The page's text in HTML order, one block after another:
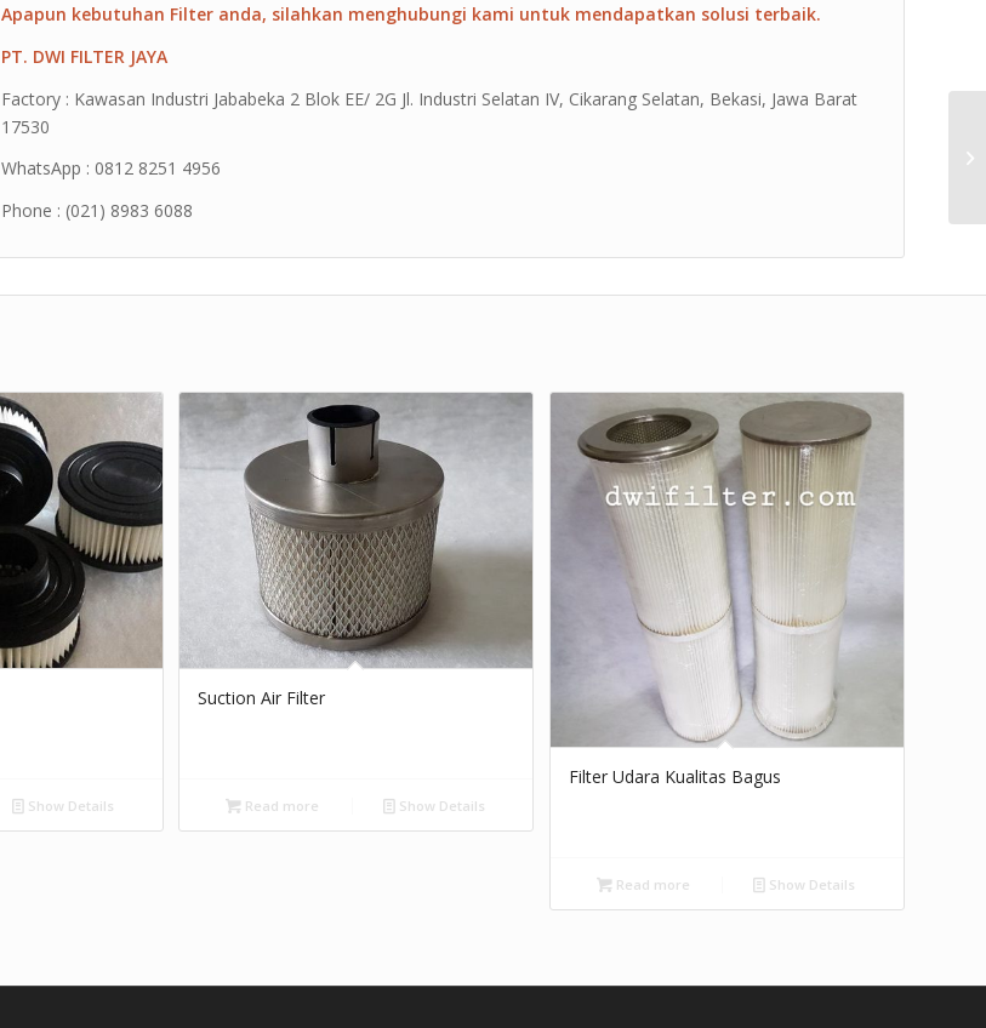
Apapun kebutuhan Filter anda, silahkan menghubungi kami untuk mendapatkan solusi terbaik.
PT. DWI FILTER JAYA
Factory : Kawasan Industri Jababeka 2 Blok EE/ 2G Jl. Industri Selatan IV, Cikarang Selatan, Bekasi, Jawa Barat
17530
WhatsApp : 0812 8251 4956
Phone : (021) 8983 6088
Show Details
Suction Air Filter
Read more Show Details
Filter Udara Kualitas Bagus
Read more Show Details